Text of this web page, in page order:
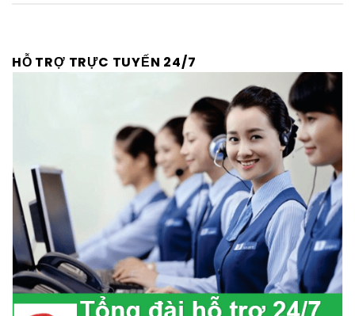
HỖ TRỢ TRỰC TUYẾN 24/7